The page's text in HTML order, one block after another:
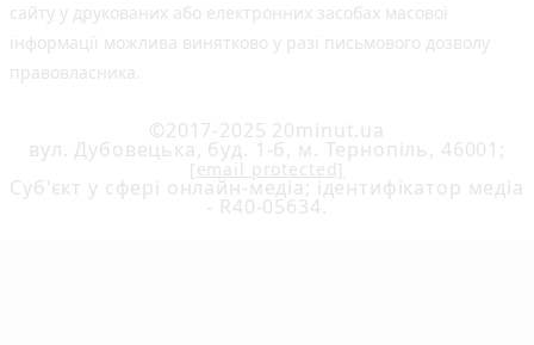
сайту у друкованих або електронних засобах масової
інформації можлива винятково у разі письмового дозволу
правовласника.
©2017-2025 20minut.ua
вул. Дубовецька, буд. 1-б, м. Тернопіль, 46001;
[email protected]
Cуб'єкт у сфері онлайн-медіа; ідентифікатор медіа
- R40-05634.